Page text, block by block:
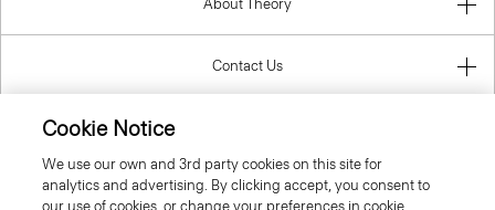
About Theory
Contact Us
Cookie Notice
We use our own and 3rd party cookies on this site for
analytics and advertising. By clicking accept, you consent to
our use of cookies, or change your preferences in cookie